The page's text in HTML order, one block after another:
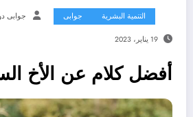
التنمية البشرية جوابى جوابى
19 يناير، 2023
أفضل كلام عن الأخ